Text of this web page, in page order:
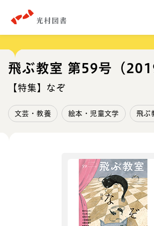
飛ぶ教室 第59号（
【特集】なぞ
文芸・教養 絵本・児童文学 飛ぶ